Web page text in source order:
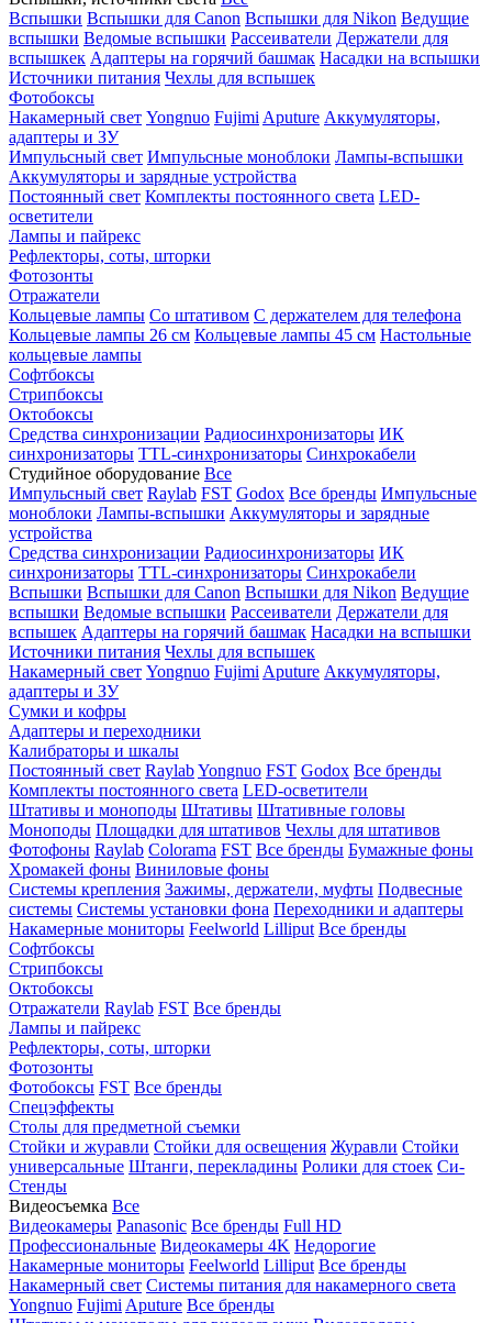
Вспышки Вспышки для Canon Вспышки для Nikon Ведущие
вспышки Ведомые вспышки Рассеиватели Держатели для
вспышкек Адаптеры на горячий башмак Насадки на вспышки
Источники питания Чехлы для вспышек
Фотобоксы
Накамерный свет Yongnuo Fujimi Aputure Аккумуляторы,
адаптеры и ЗУ
Импульсный свет Импульсные моноблоки Лампы-вспышки
Аккумуляторы и зарядные устройства
Постоянный свет Комплекты постоянного света LED-
осветители
Лампы и пайрекс
Рефлекторы, соты, шторки
Фотозонты
Отражатели
Кольцевые лампы Со штативом С держателем для телефона
Кольцевые лампы 26 см Кольцевые лампы 45 см Настольные
кольцевые лампы
Софтбоксы
Стрипбоксы
Октобоксы
Средства синхронизации Радиосинхронизаторы ИК
синхронизаторы TTL-синхронизаторы Синхрокабели
Студийное оборудование Все
Импульсный свет Raylab FST Godox Все бренды Импульсные
моноблоки Лампы-вспышки Аккумуляторы и зарядные
устройства
Средства синхронизации Радиосинхронизаторы ИК
синхронизаторы TTL-синхронизаторы Синхрокабели
Вспышки Вспышки для Canon Вспышки для Nikon Ведущие
вспышки Ведомые вспышки Рассеиватели Держатели для
вспышек Адаптеры на горячий башмак Насадки на вспышки
Источники питания Чехлы для вспышек
Накамерный свет Yongnuo Fujimi Aputure Аккумуляторы,
адаптеры и ЗУ
Сумки и кофры
Адаптеры и переходники
Калибраторы и шкалы
Постоянный свет RaylabYongnuo FST Godox Все бренды
Комплекты постоянного света LED-осветители
Штативы и моноподы Штативы Штативные головы
Моноподы Площадки для штативов Чехлы для штативов
Фотофоны Raylab Colorama FST Все бренды Бумажные фоны
Хромакей фоны Виниловые фоны
Системы крепления Зажимы, держатели, муфты Подвесные
системы Системы установки фона Переходники и адаптеры
Накамерные мониторы Feelworld Lilliput Все бренды
Софтбоксы
Стрипбоксы
Октобоксы
Отражатели Raylab FST Все бренды
Лампы и пайрекс
Рефлекторы, соты, шторки
Фотозонты
Фотобоксы FST Все бренды
Спецэффекты
Столы для предметной съемки
Стойки и журавли Стойки для освещения Журавли Стойки
универсальные Штанги, перекладины Ролики для стоек Си-
Стенды
Видеосъемка Все
Видеокамеры Panasonic Все бренды Full HD
Профессиональные Видеокамеры 4K Недорогие
Накамерные мониторы Feelworld Lilliput Все бренды
Накамерный свет Системы питания для накамерного света
Yongnuo Fujimi Aputure Все бренды